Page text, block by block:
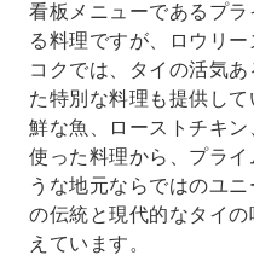
看板メニューであるプ
る料理ですが、ロウリ
コクでは、タイの活気
た特別な料理も提供し
鮮な魚、ローストチキ
使った料理から、プラ
うな地元ならではのユ
の伝統と現代的なタイ
えています。